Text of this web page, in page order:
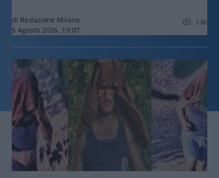
di Redazione Milano
5 Agosto 2026, 19:07
1.8k